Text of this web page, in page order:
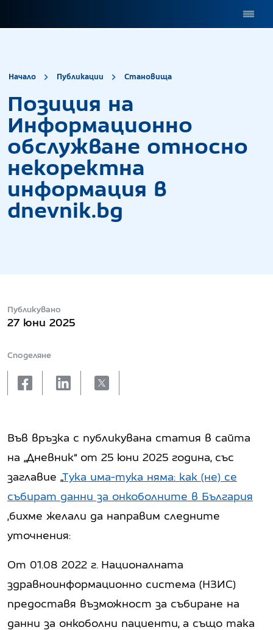
Начало Публикации Становища
Позиция на
Информационно
обслужване относно
некоректна
информация в
dnevnik.bg
Публикувано
27 юни 2025
Споделяне
facebooklinkedinX
Във връзка с публикувана статия в сайта
на „Дневник“ от 25 юни 2025 година, със
заглавие „Тука има-тука няма: как (не) се
събират данни за онкоболните в България
,бихме желали да направим следните
уточнения:
От 01.08 2022 г. Националната
здравноинформационно система (НЗИС)
предоставя възможност за събиране на
данни за онкоболни пациенти, а също така